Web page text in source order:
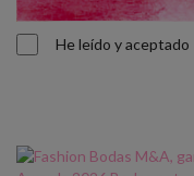
He leído y aceptado